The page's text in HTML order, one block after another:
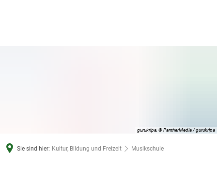
gurukripa, © PantherMedia / gurukripa
Sie sind hier: Kultur, Bildung und Freizeit Musikschule